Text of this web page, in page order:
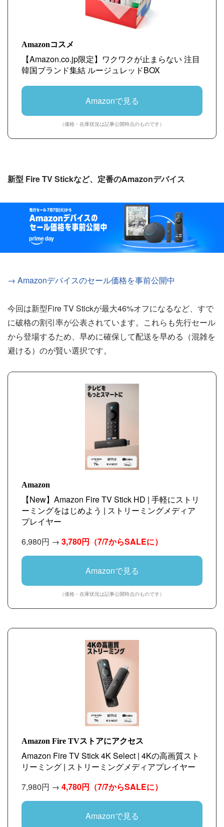
Amazonコスメ
【Amazon.co.jp限定】ワクワクが止まらない 注目
韓国ブランド集結 ルージュレッドBOX
Amazonで見る
（価格・在庫状況は記事公開時点のものです）
新型 Fire TV Stickなど、定番のAmazonデバイス
→ Amazonデバイスのセール価格を事前公開中
今回は新型Fire TV Stickが最大46%オフになるなど、すで
に破格の割引率が公表されています。これらも先行セール
から登場するため、早めに確保して配送を早める（混雑を
避ける）のが賢い選択です。
Amazon
【New】Amazon Fire TV Stick HD | 手軽にストリ
ーミングをはじめよう | ストリーミングメディア
プレイヤー
6,980円 → 3,780円（7/7からSALEに）
Amazonで見る
（価格・在庫状況は記事公開時点のものです）
Amazon Fire TVストアにアクセス
Amazon Fire TV Stick 4K Select | 4Kの高画質スト
リーミング | ストリーミングメディアプレイヤー
7,980円 → 4,780円（7/7からSALEに）
Amazonで見る